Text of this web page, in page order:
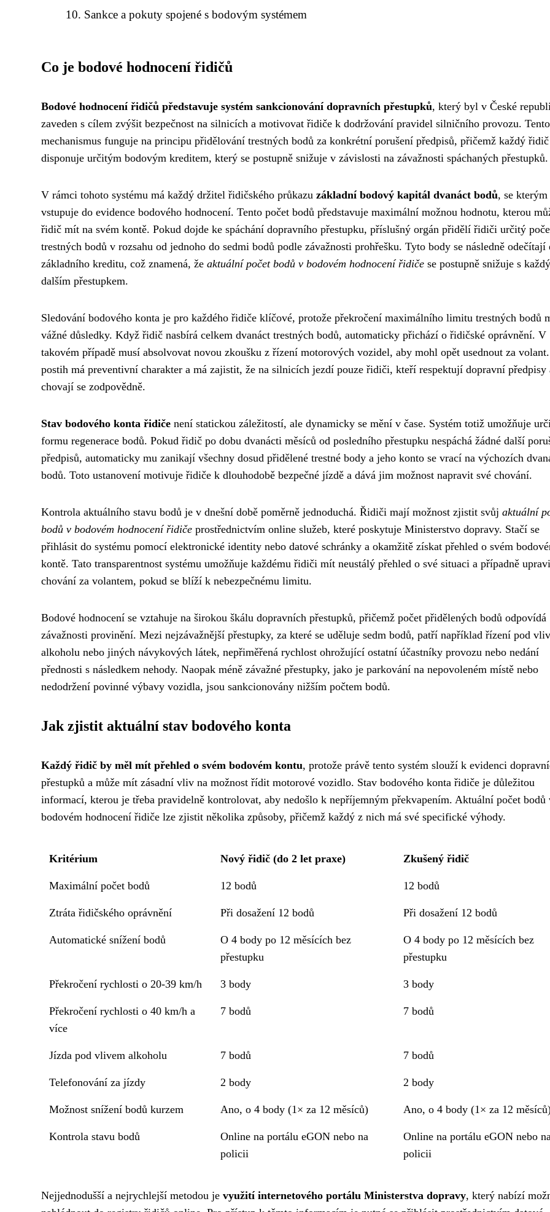
Sankce a pokuty spojené s bodovým systémem
Co je bodové hodnocení řidičů
Bodové hodnocení řidičů představuje systém sankcionování dopravních přestupků, který byl v České
zaveden s cílem zvýšit bezpečnost na silnicích a motivovat řidiče k dodržování pravidel silničního provozu. Tento
mechanismus funguje na principu přidělování trestných bodů za konkrétní porušení předpisů, přičemž každý řidič
disponuje určitým bodovým kreditem, který se postupně snižuje v závislosti na závažnosti spáchaných přestupků.
V rámci tohoto systému má každý držitel řidičského průkazu základní bodový kapitál dvanáct bodů, se kterým
vstupuje do evidence bodového hodnocení. Tento počet bodů představuje maximální možnou hodnotu, kterou
řidič mít na svém kontě. Pokud dojde ke spáchání dopravního přestupku, příslušný orgán přidělí řidiči určitý
trestných bodů v rozsahu od jednoho do sedmi bodů podle závažnosti prohřešku. Tyto body se následně odečítají
základního kreditu, což znamená, že aktuální počet bodů v bodovém hodnocení řidiče se postupně snižuje s
dalším přestupkem.
Sledování bodového konta je pro každého řidiče klíčové, protože překročení maximálního limitu trestných bodů
vážné důsledky. Když řidič nasbírá celkem dvanáct trestných bodů, automaticky přichází o řidičské oprávnění. V
takovém případě musí absolvovat novou zkoušku z řízení motorových vozidel, aby mohl opět usednout za
postih má preventivní charakter a má zajistit, že na silnicích jezdí pouze řidiči, kteří respektují dopravní předpisy
chovají se zodpovědně.
Stav bodového konta řidiče není statickou záležitostí, ale dynamicky se mění v čase. Systém totiž umožňuje
formu regenerace bodů. Pokud řidič po dobu dvanácti měsíců od posledního přestupku nespáchá žádné další
předpisů, automaticky mu zanikají všechny dosud přidělené trestné body a jeho konto se vrací na výchozích
bodů. Toto ustanovení motivuje řidiče k dlouhodobě bezpečné jízdě a dává jim možnost napravit své chování.
Kontrola aktuálního stavu bodů je v dnešní době poměrně jednoduchá. Řidiči mají možnost zjistit svůj aktuální
bodů v bodovém hodnocení řidiče prostřednictvím online služeb, které poskytuje Ministerstvo dopravy. Stačí se
přihlásit do systému pomocí elektronické identity nebo datové schránky a okamžitě získat přehled o svém
kontě. Tato transparentnost systému umožňuje každému řidiči mít neustálý přehled o své situaci a případně
chování za volantem, pokud se blíží k nebezpečnému limitu.
Bodové hodnocení se vztahuje na širokou škálu dopravních přestupků, přičemž počet přidělených bodů odpovídá
závažnosti provinění. Mezi nejzávažnější přestupky, za které se uděluje sedm bodů, patří například řízení pod
alkoholu nebo jiných návykových látek, nepřiměřená rychlost ohrožující ostatní účastníky provozu nebo nedání
přednosti s následkem nehody. Naopak méně závažné přestupky, jako je parkování na nepovoleném místě nebo
nedodržení povinné výbavy vozidla, jsou sankcionovány nižším počtem bodů.
Jak zjistit aktuální stav bodového konta
Každý řidič by měl mít přehled o svém bodovém kontu, protože právě tento systém slouží k evidenci
přestupků a může mít zásadní vliv na možnost řídit motorové vozidlo. Stav bodového konta řidiče je důležitou
informací, kterou je třeba pravidelně kontrolovat, aby nedošlo k nepříjemným překvapením. Aktuální počet bodů
bodovém hodnocení řidiče lze zjistit několika způsoby, přičemž každý z nich má své specifické výhody.
Kritérium Nový řidič (do 2 let praxe) Zkušený řidič
Maximální počet bodů 12 bodů 12 bodů
Ztráta řidičského oprávnění Při dosažení 12 bodů Při dosažení 12 bodů
Automatické snížení bodů
O 4 body po 12 měsících bez
přestupku
O 4 body po 12 měsících bez
přestupku
Překročení rychlosti o 20-39 km/h 3 body 3 body
Překročení rychlosti o 40 km/h a
více
7 bodů 7 bodů
Jízda pod vlivem alkoholu 7 bodů 7 bodů
Telefonování za jízdy 2 body 2 body
Možnost snížení bodů kurzem Ano, o 4 body (1× za 12 měsíců) Ano, o 4 body (1× za 12
Kontrola stavu bodů
Online na portálu eGON nebo na
policii
Online na portálu eGON nebo na
policii
Nejjednodušší a nejrychlejší metodou je využití internetového portálu Ministerstva dopravy, který nabízí